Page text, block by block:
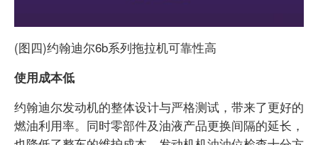
(图四)约翰迪尔6b系列拖拉机可靠性高
使用成本低
约翰迪尔发动机的整体设计与严格测试，带来了更好的
燃油利用率。同时零部件及油液产品更换间隔的延长，